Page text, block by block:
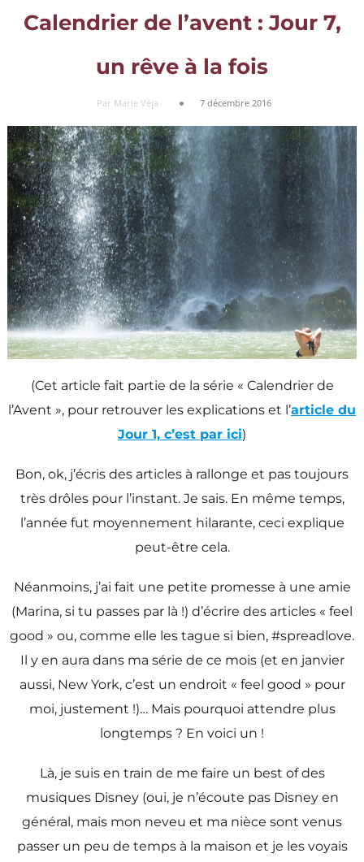
Calendrier de l’avent : Jour 7,
un rêve à la fois
Par Marie Véja 7 décembre 2016
(Cet article fait partie de la série « Calendrier de
l’Avent », pour retrouver les explications et l’article du
Jour 1, c’est par ici)
Bon, ok, j’écris des articles à rallonge et pas toujours
très drôles pour l’instant. Je sais. En même temps,
l’année fut moyennement hilarante, ceci explique
peut-être cela.
Néanmoins, j’ai fait une petite promesse à une amie
(Marina, si tu passes par là !) d’écrire des articles « feel
good » ou, comme elle les tague si bien, #spreadlove.
Il y en aura dans ma série de ce mois (et en janvier
aussi, New York, c’est un endroit « feel good » pour
moi, justement !)… Mais pourquoi attendre plus
longtemps ? En voici un !
Là, je suis en train de me faire un best of des
musiques Disney (oui, je n’écoute pas Disney en
général, mais mon neveu et ma nièce sont venus
passer un peu de temps à la maison et je les voyais